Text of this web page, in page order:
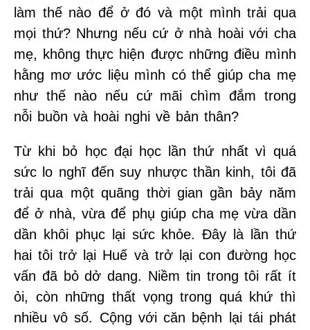
làm thế nào để ở đó và một mình trải qua
mọi thứ? Nhưng nếu cứ ở nhà hoài với cha
mẹ, không thực hiện được những điều mình
hằng mơ ước liệu mình có thể giúp cha mẹ
như thế nào nếu cứ mãi chìm đắm trong
nỗi buồn và hoài nghi về bản thân?
Từ khi bỏ học đại học lần thứ nhất vì quá
sức lo nghĩ đến suy nhược thần kinh, tôi đã
trải qua một quãng thời gian gần bảy năm
để ở nhà, vừa để phụ giúp cha mẹ vừa dần
dần khôi phục lại sức khỏe. Đây là lần thứ
hai tôi trở lại Huế và trở lại con đường học
vấn đã bỏ dở dang. Niềm tin trong tôi rất ít
ỏi, còn những thất vọng trong quá khứ thì
nhiều vô số. Cộng với căn bệnh lại tái phát